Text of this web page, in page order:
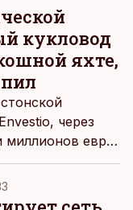
кукловод
яхте,
через
миллионов евро,
from Miami»
за миллион